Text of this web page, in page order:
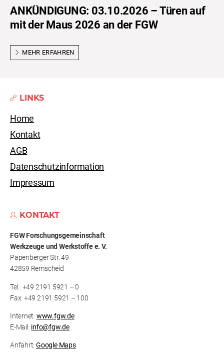
ANKÜNDIGUNG: 03.10.2026 – Türen auf
mit der Maus 2026 an der FGW
MEHR ERFAHREN
LINKS
Home
Kontakt
AGB
Datenschutzinformation
Impressum
KONTAKT
FGW Forschungs­gemeinschaft
Werkzeuge und Werkstoffe e. V.
Papenberger Str. 49
42859 Remscheid
Tel.: +49 2191 5921 – 0
Fax: +49 2191 5921 – 100
Internet: www.fgw.de
E-Mail: info@fgw.de
Anfahrt:Google Maps